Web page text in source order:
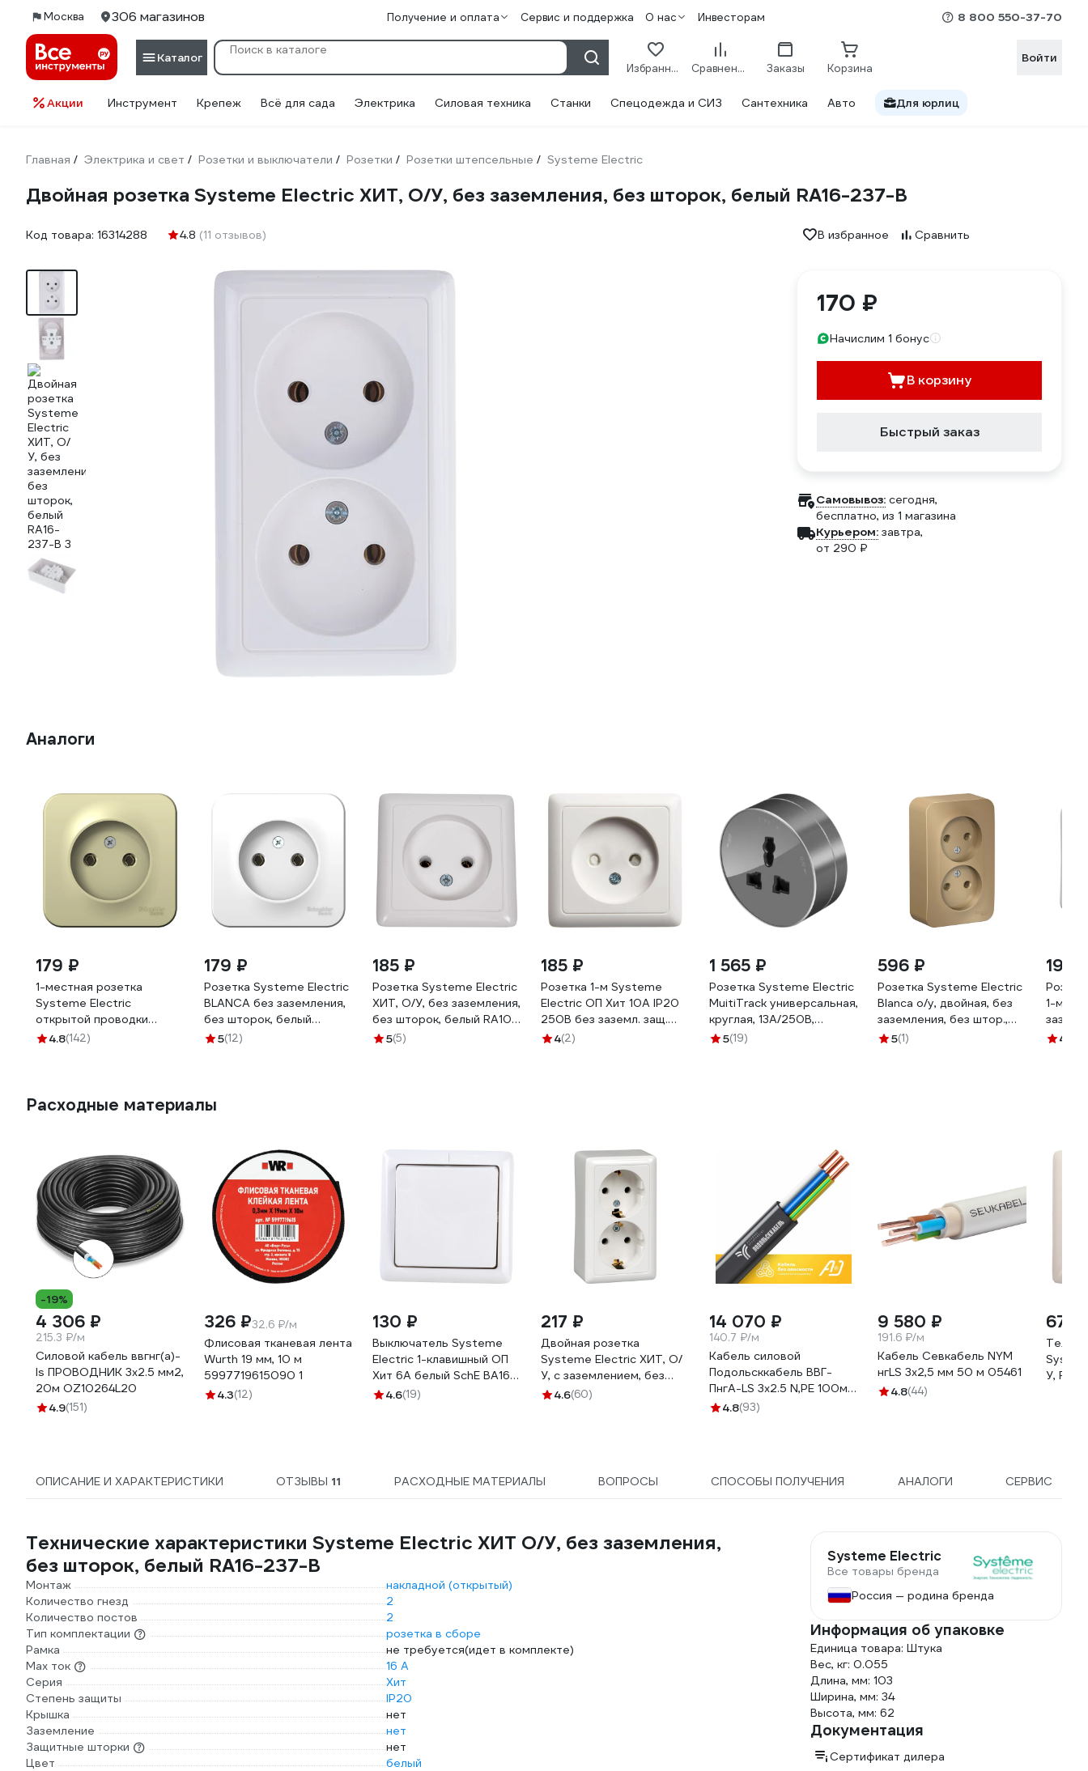
Москва 306 магазинов Получение и оплата Сервис и поддержка О нас Инвесторам 8 800 550-37-70
Каталог
Избранное Сравнение Заказы Корзина
Войти
Акции Инструмент Крепеж Всё для сада Электрика Силовая техника Станки Спецодежда и СИЗ Сантехника Авто Для юрлиц
Главная / Электрика и свет / Розетки и выключатели / Розетки / Розетки штепсельные / Systeme Electric
Двойная розетка Systeme Electric ХИТ, О/У, без заземления, без шторок, белый RA16-237-B
Код товара: 16314288 4.8 (11 отзывов) В избранное Сравнить
170 ₽
Начислим 1 бонус
В корзину
Быстрый заказ
Самовывоз: сегодня,
бесплатно, из 1 магазина
Курьером: завтра,
от 290 ₽
Аналоги
179 ₽
1-местная розетка
Systeme Electric
открытой проводки
Blanca 16А IP20 250В без
4.8(142)
179 ₽
Розетка Systeme Electric
BLANCA без заземления,
без шторок, белый
BLNRA000111
5(12)
185 ₽
Розетка Systeme Electric
ХИТ, О/У, без заземления,
без шторок, белый RA10-
131I-B
5(5)
185 ₽
Розетка 1-м Systeme
Electric ОП Хит 10А IP20
250В без заземл. защ.
шторки бел. RA10-137-B
4(2)
1 565 ₽
Розетка Systeme Electric
MuitiTrack универсальная,
круглая, 13А/250В,
Графит MTK13002G
5(19)
596 ₽
Розетка Systeme Electric
Blanca о/у, двойная, без
заземления, без штор.,
16а, 250в, титан
5(1)
191 ₽
1-м ОП
001B
4.8
Расходные материалы
-19%
4 306 ₽
215.3 ₽/м
Силовой кабель ввгнг(a)-
ls ПРОВОДНИК 3x2.5 мм2,
20м OZ10264L20
4.9(151)
326 ₽32.6 ₽/м
Флисовая тканевая лента
Wurth 19 мм, 10 м
5997719615090 1
4.3(12)
130 ₽
Выключатель Systeme
Electric 1-клавишный ОП
Хит 6А белый SchE ВА16-
131-Б VA16-131-B ВА16-131-
4.6(19)
217 ₽
Двойная розетка
Systeme Electric ХИТ, О/
У, с заземлением, без
шторок, белый RA16-238-
4.6(60)
14 070 ₽
140.7 ₽/м
Кабель силовой
Подольсккабель ВВГ-
ПнгА-LS 3х2.5 N,PE 100м.
76061-100
4.8(93)
9 580 ₽
191.6 ₽/м
Кабель Севкабель NYM
нгLS 3х2,5 мм 50 м 05461
4.8(44)
673
У,
ОПИСАНИЕ И ХАРАКТЕРИСТИКИ ОТЗЫВЫ 11 РАСХОДНЫЕ МАТЕРИАЛЫ ВОПРОСЫ СПОСОБЫ ПОЛУЧЕНИЯ АНАЛОГИ СЕРВИС
Технические характеристики Systeme Electric ХИТ О/У, без заземления,
без шторок, белый RA16-237-B
Монтаж
накладной (открытый)
Количество гнезд
2
Количество постов
2
Тип комплектации
розетка в сборе
Рамка
не требуется(идет в комплекте)
Max ток
16 А
Серия
Хит
Степень защиты
IP20
Крышка
нет
Заземление
нет
Защитные шторки
нет
Цвет
белый
Systeme Electric
Все товары бренда
Россия — родина бренда
Информация об упаковке
Единица товара: Штука
Вес, кг: 0.055
Длина, мм: 103
Ширина, мм: 34
Высота, мм: 62
Документация
Сертификат дилера